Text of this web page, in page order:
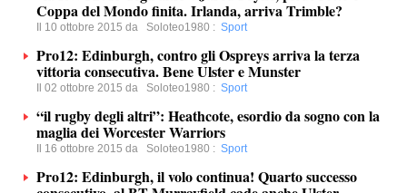
Coppa del Mondo finita. Irlanda, arriva Trimble?
Il 10 ottobre 2015 da Soloteo1980 : Sport
Pro12: Edinburgh, contro gli Ospreys arriva la terza
vittoria consecutiva. Bene Ulster e Munster
Il 02 ottobre 2015 da Soloteo1980 : Sport
“il rugby degli altri”: Heathcote, esordio da sogno con la
maglia dei Worcester Warriors
Il 16 ottobre 2015 da Soloteo1980 : Sport
Pro12: Edinburgh, il volo continua! Quarto successo